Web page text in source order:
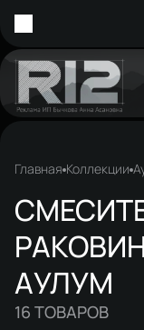
Главная Коллекции
АУЛУМ
16 ТОВАРОВ